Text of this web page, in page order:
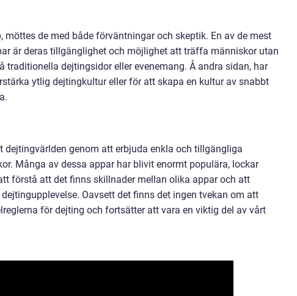
de med både förväntningar och skeptik. En av de mest
är deras tillgänglighet och möjlighet att träffa människor utan
traditionella dejtingsidor eller evenemang. Å andra sidan, har
ytlig dejtingkultur eller för att skapa en kultur av snabbt
dejtingvärlden genom att erbjuda enkla och tillgängliga
Många av dessa appar har blivit enormt populära, lockar
förstå att det finns skillnader mellan olika appar och att
Oavsett det finns det ingen tvekan om att
för dejting och fortsätter att vara en viktig del av vårt